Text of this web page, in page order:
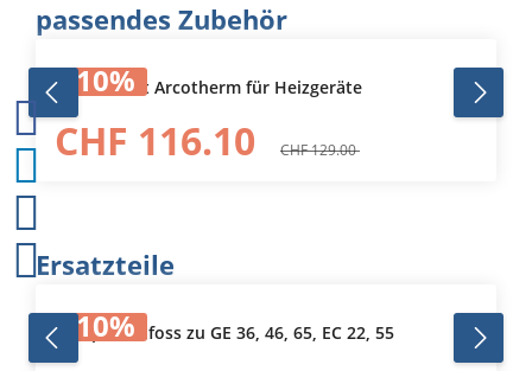
Produktgalerie überspringen
passendes Zubehör
10%
Thermostat Arcotherm für Heizgeräte
CHF 116.10 CHF 129.00
Produktgalerie überspringen
Ersatzteile
10%
Pumpe Danfoss zu GE 36, 46, 65, EC 22, 55